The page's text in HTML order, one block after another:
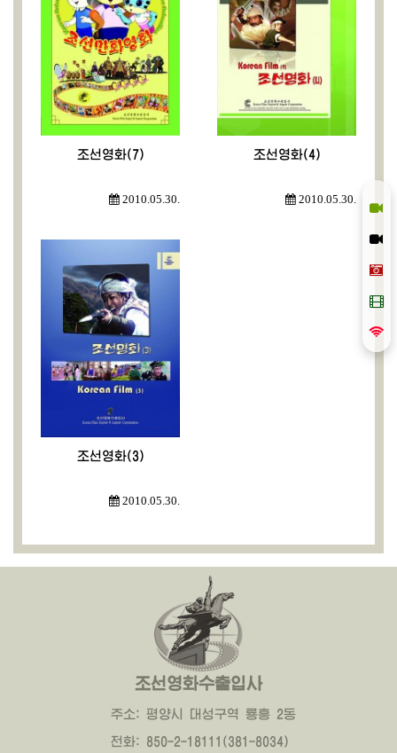
조선영화(7)
2010.05.30.
조선영화(4)
2010.05.30.
조선영화(3)
2010.05.30.
조선영화수출입사
주소: 평양시 대성구역 룡흥 2동
전화: 850-2-18111(381-8034)